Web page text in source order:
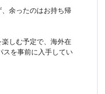
余ったのはお持ち帰
しむ予定で、海外在
スを事前に入手してい